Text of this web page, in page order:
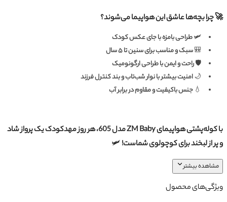
🚀 چرا بچه‌ها عاشق این هواپیما می‌شوند؟
🛩طراحی بامزه با جای عکس کودک
🎒سبک و مناسب برای سنین تا ۵ سال
🛡راحت و ایمن با طراحی ارگونومیک
🌙امنیت بیشتر با نوار شب‌تاب و بند کنترل فرزند
💧 جنس باکیفیت و مقاوم در برابر آب
با کوله‌پشتی هواپیمای ZM Baby مدل 605، هر روز مهدکودک یک پرواز شاد
و پر از لبخند برای کوچولوی شماست!🛩
مشاهده بیشتر
ویژگی‌های محصول